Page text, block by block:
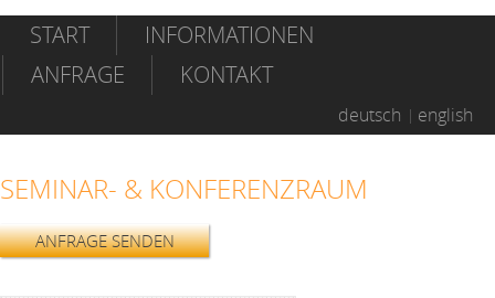
START
INFORMATIONEN
ANFRAGE
KONTAKT
deutsch english
SEMINAR- & KONFERENZRAUM
ANFRAGE SENDEN